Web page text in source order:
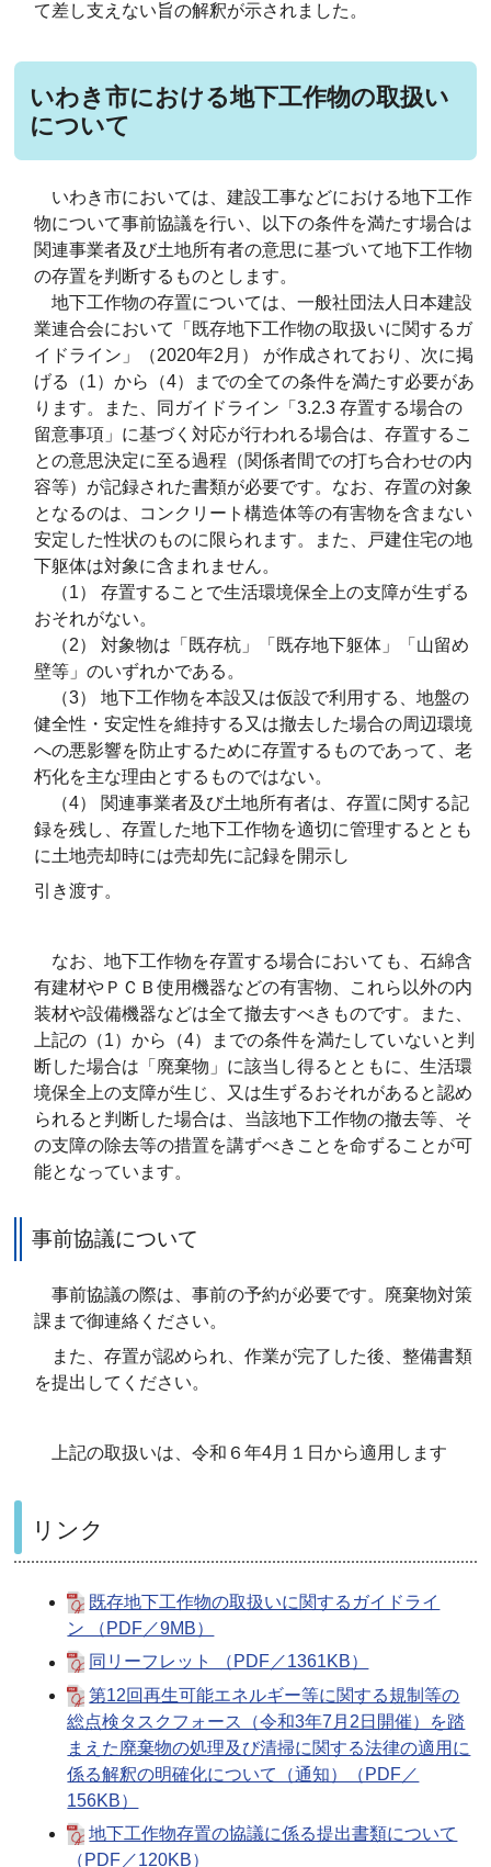
て差し支えない旨の解釈が示されました。
いわき市における地下工作物の取扱い
について
いわき市においては、建設工事などにおける地下工作
物について事前協議を行い、以下の条件を満たす場合は
関連事業者及び土地所有者の意思に基づいて地下工作物
の存置を判断するものとします。
地下工作物の存置については、一般社団法人日本建設
業連合会において「既存地下工作物の取扱いに関するガ
イドライン」（2020年2月） が作成されており、次に掲
げる（1）から（4）までの全ての条件を満たす必要があ
ります。また、同ガイドライン「3.2.3 存置する場合の
留意事項」に基づく対応が行われる場合は、存置するこ
との意思決定に至る過程（関係者間での打ち合わせの内
容等）が記録された書類が必要です。なお、存置の対象
となるのは、コンクリート構造体等の有害物を含まない
安定した性状のものに限られます。また、戸建住宅の地
下躯体は対象に含まれません。
（1） 存置することで生活環境保全上の支障が生ずる
おそれがない。
（2） 対象物は「既存杭」「既存地下躯体」「山留め
壁等」のいずれかである。
（3） 地下工作物を本設又は仮設で利用する、地盤の
健全性・安定性を維持する又は撤去した場合の周辺環境
への悪影響を防止するために存置するものであって、老
朽化を主な理由とするものではない。
（4） 関連事業者及び土地所有者は、存置に関する記
録を残し、存置した地下工作物を適切に管理するととも
に土地売却時には売却先に記録を開示し
引き渡す。
なお、地下工作物を存置する場合においても、石綿含
有建材やＰＣＢ使用機器などの有害物、これら以外の内
装材や設備機器などは全て撤去すべきものです。また、
上記の（1）から（4）までの条件を満たしていないと判
断した場合は「廃棄物」に該当し得るとともに、生活環
境保全上の支障が生じ、又は生ずるおそれがあると認め
られると判断した場合は、当該地下工作物の撤去等、そ
の支障の除去等の措置を講ずべきことを命ずることが可
能となっています。
事前協議について
事前協議の際は、事前の予約が必要です。廃棄物対策
課まで御連絡ください。
また、存置が認められ、作業が完了した後、整備書類
を提出してください。
上記の取扱いは、令和６年4月１日から適用します
リンク
既存地下工作物の取扱いに関するガイドライ
ン （PDF／9MB）
同リーフレット （PDF／1361KB）
第12回再生可能エネルギー等に関する規制等の
総点検タスクフォース（令和3年7月2日開催）を踏
まえた廃棄物の処理及び清掃に関する法律の適用に
係る解釈の明確化について（通知）（PDF／
156KB）
地下工作物存置の協議に係る提出書類について
（PDF／120KB）